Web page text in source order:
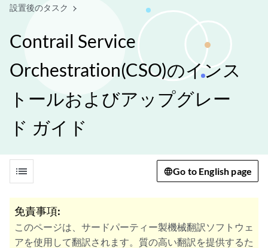
設置後のタスク
Contrail Service
Orchestration(CSO)のインス
トールおよびアップグレー
ド ガイド
list Go to English page
免責事項:
このページは、サードパーティー製機械翻訳ソフトウェ
アを使用して翻訳されます。質の高い翻訳を提供するた